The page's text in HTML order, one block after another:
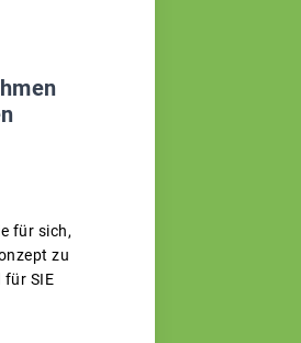
für sich,
zu
für SIE